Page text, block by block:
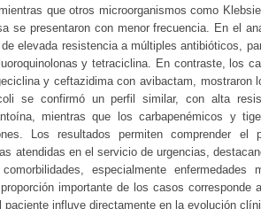
que otros microorganismos como
se presentaron con menor frecuencia. En el
elevada resistencia a múltiples antibióticos,
y tetraciclina. En contraste, los
y ceftazidima con avibactam, mostraron
se confirmó un perfil similar, con alta
mientras que los carbapenémicos y
Los resultados permiten comprender
atendidas en el servicio de urgencias,
especialmente enfermedades
importante de los casos corresponde
paciente influye directamente en la evolución